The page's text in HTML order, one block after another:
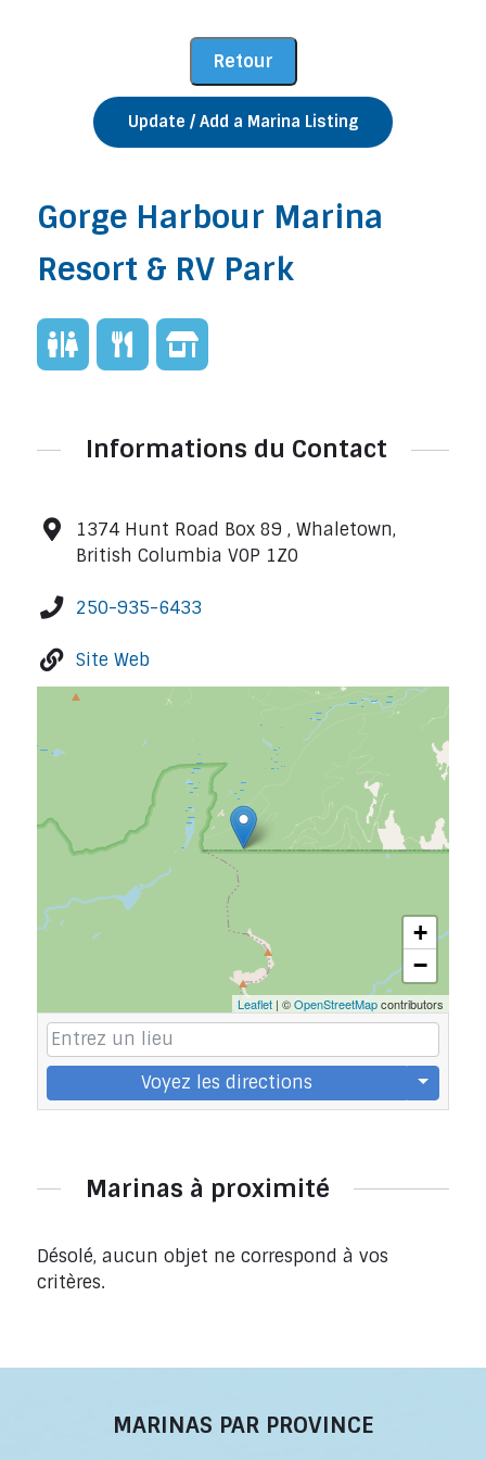
Update / Add a Marina Listing
Gorge Harbour Marina
Resort & RV Park
Informations du Contact
1374 Hunt Road Box 89 , Whaletown,
British Columbia V0P 1Z0
250-935-6433
Site Web
+
−
Leaflet | ©OpenStreetMapcontributors
Voyez les directions
Marinas à proximité
Désolé, aucun objet ne correspond à vos
critères.
MARINAS PAR PROVINCE